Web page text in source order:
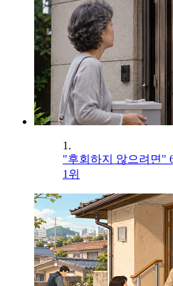
1.
"후회하지 않으려면"
1위